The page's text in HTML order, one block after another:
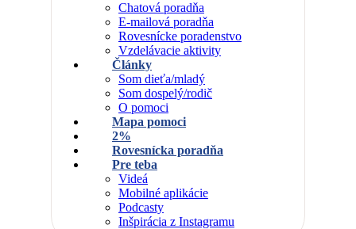
Chatová poradňa
E-mailová poradňa
Rovesnícke poradenstvo
Vzdelávacie aktivity
Články
Som dieťa/mladý
Som dospelý/rodič
O pomoci
Mapa pomoci
2%
Rovesnícka poradňa
Pre teba
Videá
Mobilné aplikácie
Podcasty
Inšpirácia z Instagramu